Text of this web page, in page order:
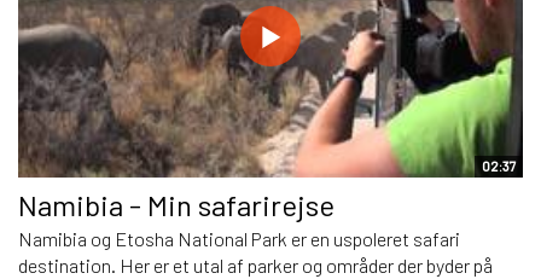
02:37
Namibia - Min safarirejse
Namibia og Etosha National Park er en uspoleret safari
destination. Her er et utal af parker og områder der byder på